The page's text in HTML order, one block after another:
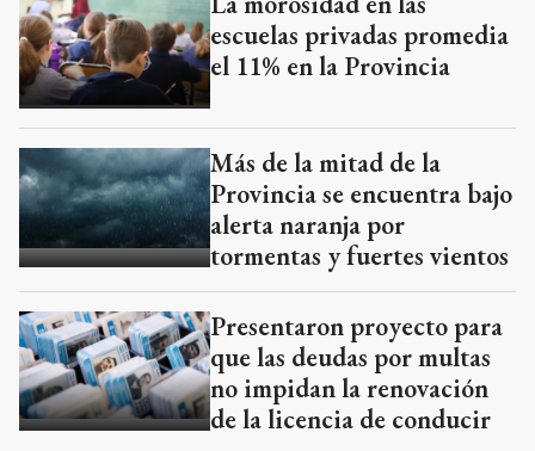
Presentaron proyecto para
que las deudas por multas
no impidan la renovación
PROVINCIA Añadir como fuente en
PROVINCIA
13 de mayo de 2026 | hace 3 meses
La Provincia autorizó la
caza de jabalíes para
proteger al venado de las